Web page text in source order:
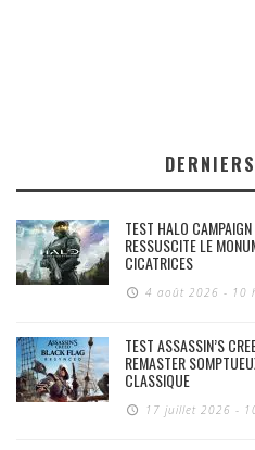
TEST HALO
RESSUSCITE LE
CICATRICES
4 août 2026 - 10
TEST ASSASSIN’S
REMASTER
CLASSIQUE
17 juillet 2026 -